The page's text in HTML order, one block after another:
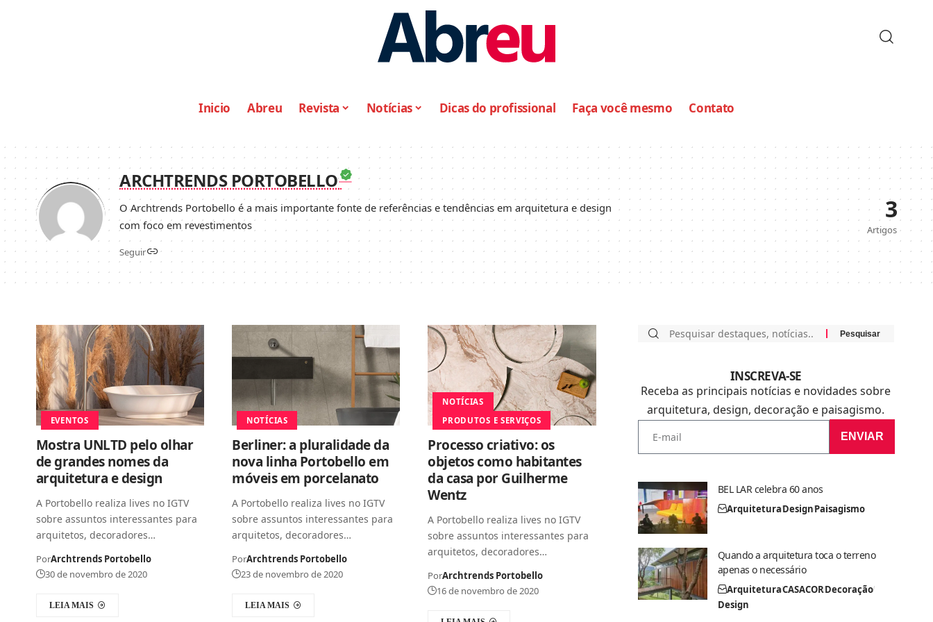
Inicio Abreu Revista Notícias Dicas do profissional Faça você mesmo Contato
ARCHTRENDS PORTOBELLO
O Archtrends Portobello é a mais importante fonte de referências e tendências em arquitetura e design
com foco em revestimentos
Seguir
3
Artigos
EVENTOS
Mostra UNLTD pelo olhar
de grandes nomes da
arquitetura e design
A Portobello realiza lives no IGTV
sobre assuntos interessantes para
arquitetos, decoradores…
PorArchtrends Portobello
30 de novembro de 2020
LEIA MAIS
NOTÍCIAS
Berliner: a pluralidade da
nova linha Portobello em
móveis em porcelanato
A Portobello realiza lives no IGTV
sobre assuntos interessantes para
arquitetos, decoradores…
PorArchtrends Portobello
23 de novembro de 2020
LEIA MAIS
NOTÍCIAS
PRODUTOS E SERVIÇOS
Processo criativo: os
objetos como habitantes
da casa por Guilherme
Wentz
A Portobello realiza lives no IGTV
sobre assuntos interessantes para
arquitetos, decoradores…
PorArchtrends Portobello
16 de novembro de 2020
INSCREVA-SE
Receba as principais notícias e novidades sobre
arquitetura, design, decoração e paisagismo.
ENVIAR
BEL LAR celebra 60 anos
ArquiteturaDesignPaisagismo
Quando a arquitetura toca o terreno
apenas o necessário
ArquiteturaCASACORDecoração
Design